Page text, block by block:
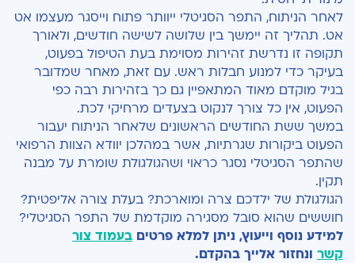
לאחר הניתוח, התפר הסגיטלי ייוותר פתוח וייסגר מעצמו אט
אט. תהליך זה יימשך בין שלושה לשישה חודשים, ולאורך
תקופה זו נדרשת זהירות מסוימת בעת הטיפול בפעוט,
בעיקר כדי למנוע חבלות ראש. עם זאת, מאחר שמדובר
בגיל מוקדם מאוד המתאפיין גם כך בזהירות רבה כפי
הפעוט, אין כל צורך לנקוט בצעדים מרחיקי לכת.
במשך ששת החודשים הראשונים שלאחר הניתוח יעבור
הפעוט ביקורות שגרתיות, אשר במהלכן יוודא הצוות הרפואי
שהתפר הסגיטלי נסגר כראוי ושהגולגולת שומרת על מבנה
תקין.
הגולגולת של ילדכם צרה ומוארכת? בעלת צורה אליפטית?
חוששים שהוא סובל מסגירה מוקדמת של התפר הסגיטלי?
למידע נוסף וייעוץ, ניתן למלא פרטים בעמוד צור
קשר ונחזור אלייך בהקדם.